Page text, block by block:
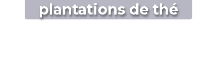
plantations de thé